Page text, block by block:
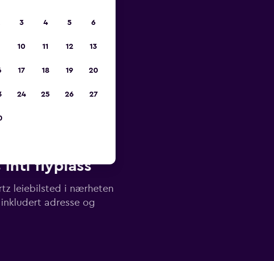
Intl flyplass
leiebilsted i nærheten
adresse og
3 4 5 6
10 11 12 13
17 18 19 20
24 25 26 27